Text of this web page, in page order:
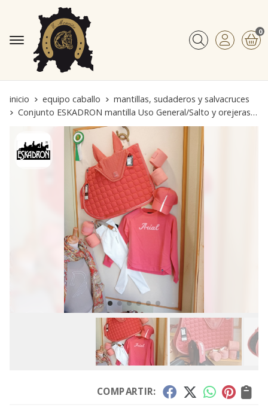
Buscar
0
inicio equipo caballo
mantillas, sudaderos y salvacruces
Conjunto ESKADRON mantilla Uso General/Salto y orejeras color coral Full
COMPARTIR: